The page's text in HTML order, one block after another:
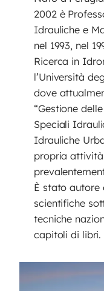
2002 è
Idrauliche e
nel 1993, nel
Ricerca in
l’Università
dove
“Gestione
Speciali
Idrauliche
propria
È stato autore
scientifiche
tecniche
capitoli di libri.